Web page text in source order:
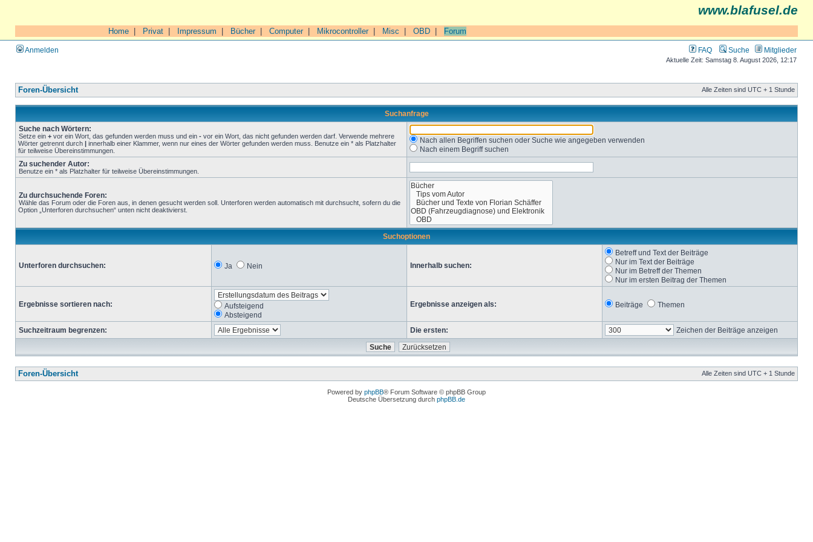
www.blafusel.de
Home Privat Impressum Bücher| Computer| Mikrocontroller| Misc OBD Forum
Anmelden FAQ Suche Mitglieder
Aktuelle Zeit: Samstag 8. August 2026, 12:17
Foren-Übersicht Alle Zeiten sind UTC + 1 Stunde
Suchanfrage
Suche nach Wörtern:
Setze ein + vor ein Wort, das gefunden werden muss und ein - vor ein Wort, das nicht gefunden werden darf. Verwende mehrere
Wörter getrennt durch | innerhalb einer Klammer, wenn nur eines der Wörter gefunden werden muss. Benutze ein * als Platzhalter
für teilweise Übereinstimmungen.
Nach allen Begriffen suchen oder Suche wie angegeben verwenden
Nach einem Begriff suchen
Zu suchender Autor:
Benutze ein * als Platzhalter für teilweise Übereinstimmungen.
Zu durchsuchende Foren:
Wähle das Forum oder die Foren aus, in denen gesucht werden soll. Unterforen werden automatisch mit durchsucht, sofern du die
Option „Unterforen durchsuchen“ unten nicht deaktivierst.
Suchoptionen
Unterforen durchsuchen: Ja Nein Innerhalb suchen:
Betreff und Text der Beiträge
Nur im Text der Beiträge
Nur im Betreff der Themen
Nur im ersten Beitrag der Themen
Ergebnisse sortieren nach:
Aufsteigend
Absteigend
Ergebnisse anzeigen als: Beiträge Themen
Suchzeitraum begrenzen: Die ersten: Zeichen der Beiträge anzeigen
Foren-Übersicht Alle Zeiten sind UTC + 1 Stunde
Powered by phpBB® Forum Software © phpBB Group
Deutsche Übersetzung durch phpBB.de